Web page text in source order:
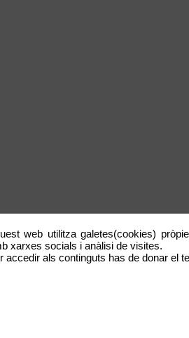
web utilitza galetes(cookies)
xarxes socials i anàlisi de visites.
accedir als continguts has de donar el